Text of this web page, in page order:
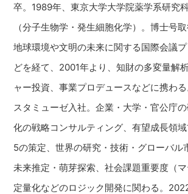
卒。1989年、東京大学大学院薬学系研究
（分子生物学・発生細胞化学）。博士号取
地球環境や文明の未来に関する国際会議
どを経て、2001年より、知財の多変量解
ャー投資、事業プロデュースなどに携わ
スタミューゼ入社。企業・大学・官公庁
化の戦略コンサルティング、有望成長領
5の策定、世界の研究・技術・グローバル
未来推定・萌芽探索、社会課題重要度（マ
定量化などのロジック開発に関わる。